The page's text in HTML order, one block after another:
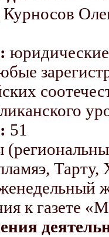
51
Тарту,
к газете